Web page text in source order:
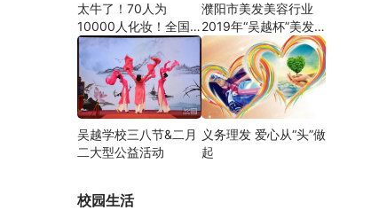
太牛了！70人为
10000人化妆！全国
关注的盛事你知道吗？
濮阳市美发美容行业
2019年“吴越杯”美发
美容大赛圆满闭幕
吴越学校三八节&二月
二大型公益活动
义务理发 爱心从“头”做
起
校园生活